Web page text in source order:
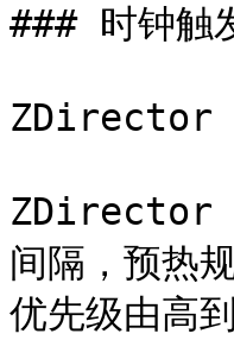
### 时钟
ZDirector
ZDirector
间隔，预热
优先级由高